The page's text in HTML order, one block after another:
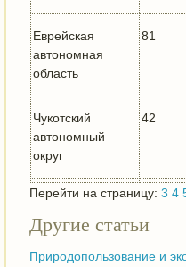
Еврейская
автономная
область
81
Чукотский
автономный
округ
42
Перейти на страницу:3 4
Другие статьи
Природопользование и